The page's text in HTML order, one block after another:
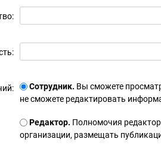
Сотрудник. Вы сможете
не сможете редактировать
Редактор. Полномочия
организации, размещать